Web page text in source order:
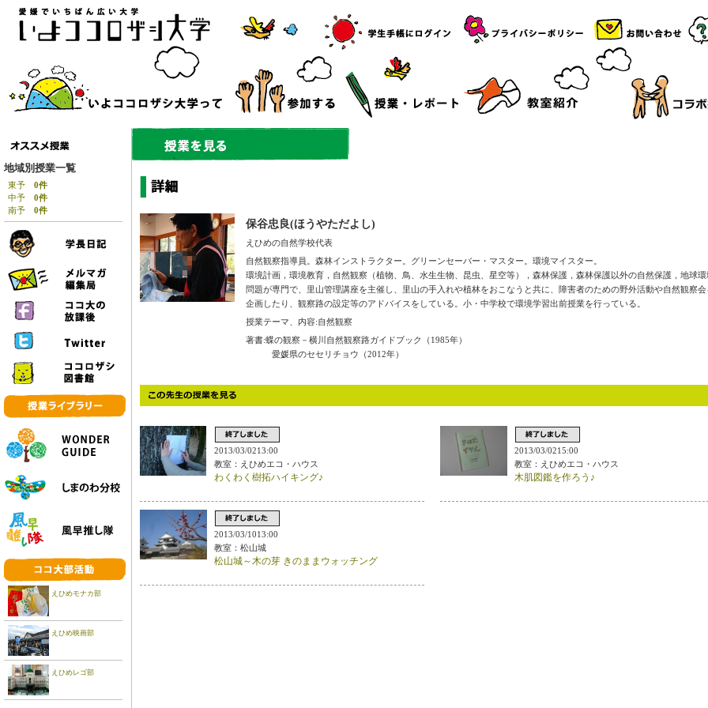
地域別授業一覧
東予 0件
中予 0件
南予 0件
えひめモナカ部
えひめ映画部
えひめレゴ部
保谷忠良(ほうやただよし)
えひめの自然学校代表
自然観察指導員。森林インストラクター。グリーンセーバー・マスター。環境マイスター。
環境計画，環境教育，自然観察（植物、鳥、水生生物、昆虫、星空等），森林保護，森林保護以外の自然保護，地球環
問題が専門で、里山管理講座を主催し、里山の手入れや植林をおこなうと共に、障害者のための野外活動や自然観察会
企画したり、観察路の設定等のアドバイスをしている。小・中学校で環境学習出前授業を行っている。
授業テーマ、内容:自然観察
著書:蝶の観察－横川自然観察路ガイドブック（1985年）
愛媛県のセセリチョウ（2012年）
2013/03/0213:00
教室：えひめエコ・ハウス
わくわく樹拓ハイキング♪
2013/03/0215:00
教室：えひめエコ・ハウス
木肌図鑑を作ろう♪
2013/03/1013:00
教室：松山城
松山城～木の芽 きのままウォッチング